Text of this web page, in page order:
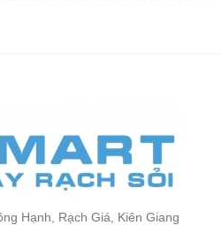
Hạnh, Rạch Giá, Kiên Giang